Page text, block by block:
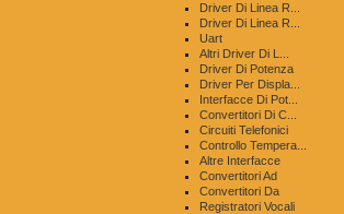
Driver Di Linea R...
Driver Di Linea R...
Uart
Altri Driver Di L...
Driver Di Potenza
Driver Per Displa...
Interfacce Di Pot...
Convertitori Di C...
Circuiti Telefonici
Controllo Tempera...
Altre Interfacce
Convertitori Ad
Convertitori Da
Registratori Vocali